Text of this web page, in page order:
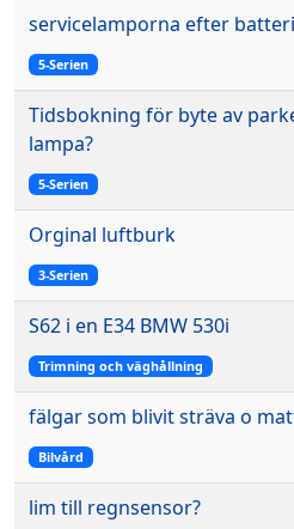
servicelamporna efter
5-Serien
Tidsbokning för byte av
lampa?
5-Serien
Orginal luftburk
3-Serien
S62 i en E34 BMW 530i
Trimning och väghållning
fälgar som blivit sträva o
Bilvård
lim till regnsensor?